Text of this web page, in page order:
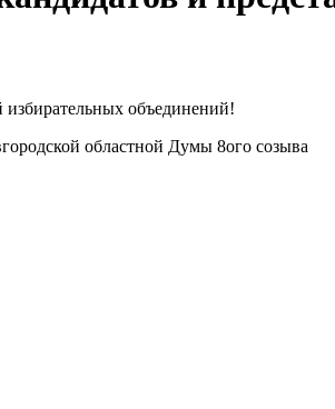
объединений!
областной Думы 8ого созыва